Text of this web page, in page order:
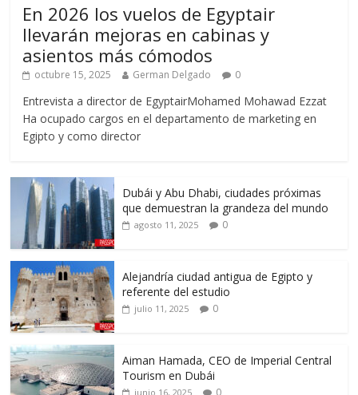
En 2026 los vuelos de Egyptair
llevarán mejoras en cabinas y
asientos más cómodos
octubre 15, 2025 German Delgado 0
Entrevista a director de EgyptairMohamed Mohawad Ezzat
Ha ocupado cargos en el departamento de marketing en
Egipto y como director
Dubái y Abu Dhabi, ciudades próximas
que demuestran la grandeza del mundo
agosto 11, 2025 0
Alejandría ciudad antigua de Egipto y
referente del estudio
julio 11, 2025 0
Aiman Hamada, CEO de Imperial Central
Tourism en Dubái
junio 16, 2025 0